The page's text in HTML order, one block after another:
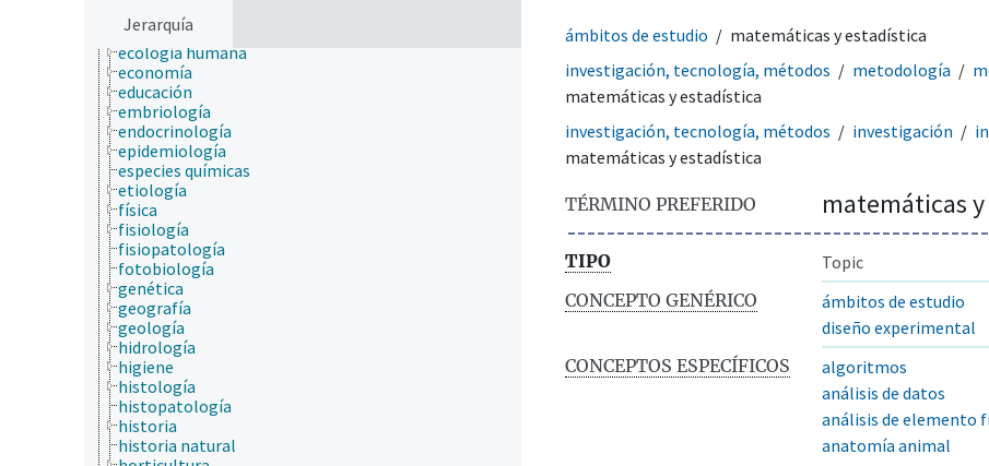
Jerarquía
cultura y humanidades
ecología
ecología humana
economía
educación
embriología
endocrinología
epidemiología
especies químicas
etiología
física
fisiología
fisiopatología
fotobiología
genética
geografía
geología
hidrología
higiene
histología
histopatología
historia
historia natural
ámbitos de estudio
matemáticas y estadística
investigación, tecnología, métodos
metodología
matemáticas y estadística
investigación, tecnología, métodos
investigación
matemáticas y estadística
TÉRMINO PREFERIDO matemáticas
TIPO
Topic
CONCEPTO GENÉRICO
ámbitos de estudio
diseño experimental
CONCEPTOS ESPECÍFICOS
algoritmos
análisis de datos
análisis de elemento
anatomía animal